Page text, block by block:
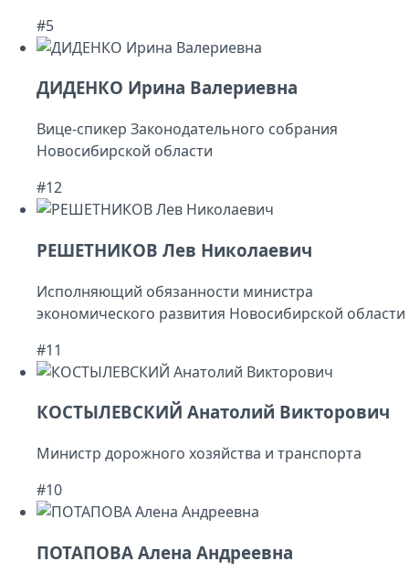
#5
ДИДЕНКО Ирина Валериевна
Вице-спикер Законодательного собрания
Новосибирской области
#12
РЕШЕТНИКОВ Лев Николаевич
Исполняющий обязанности министра
экономического развития Новосибирской области
#11
КОСТЫЛЕВСКИЙ Анатолий Викторович
Министр дорожного хозяйства и транспорта
#10
ПОТАПОВА Алена Андреевна